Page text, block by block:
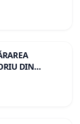
DIN